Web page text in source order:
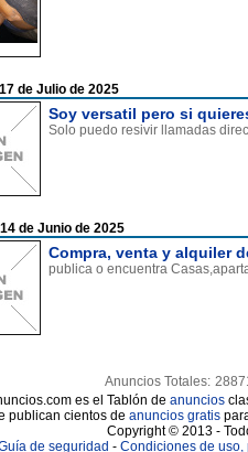
de Julio de 2025
Soy versatil pero si
Solo puedo resivir llamadas
de Junio de 2025
Compra, venta y alquiler
publica o encuentra
Anuncios Totales:
es el Tablón de anuncios
publican cientos de anuncios gratis
Copyright © 2013 -
de seguridad - Condiciones de